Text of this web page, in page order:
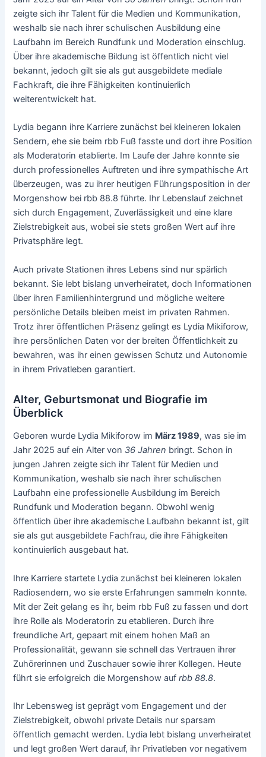
zeigte sich ihr Talent für die Medien und Kommunikation,
weshalb sie nach ihrer schulischen Ausbildung eine
Laufbahn im Bereich Rundfunk und Moderation einschlug.
Über ihre akademische Bildung ist öffentlich nicht viel
bekannt, jedoch gilt sie als gut ausgebildete mediale
Fachkraft, die ihre Fähigkeiten kontinuierlich
weiterentwickelt hat.
Lydia begann ihre Karriere zunächst bei kleineren lokalen
Sendern, ehe sie beim rbb Fuß fasste und dort ihre Position
als Moderatorin etablierte. Im Laufe der Jahre konnte sie
durch professionelles Auftreten und ihre sympathische Art
überzeugen, was zu ihrer heutigen Führungsposition in der
Morgenshow bei rbb 88.8 führte. Ihr Lebenslauf zeichnet
sich durch Engagement, Zuverlässigkeit und eine klare
Zielstrebigkeit aus, wobei sie stets großen Wert auf ihre
Privatsphäre legt.
Auch private Stationen ihres Lebens sind nur spärlich
bekannt. Sie lebt bislang unverheiratet, doch Informationen
über ihren Familienhintergrund und mögliche weitere
persönliche Details bleiben meist im privaten Rahmen.
Trotz ihrer öffentlichen Präsenz gelingt es Lydia Mikiforow,
ihre persönlichen Daten vor der breiten Öffentlichkeit zu
bewahren, was ihr einen gewissen Schutz und Autonomie
in ihrem Privatleben garantiert.
Alter, Geburtsmonat und Biografie im
Überblick
Geboren wurde Lydia Mikiforow im März 1989, was sie im
Jahr 2025 auf ein Alter von 36 Jahren bringt. Schon in
jungen Jahren zeigte sich ihr Talent für Medien und
Kommunikation, weshalb sie nach ihrer schulischen
Laufbahn eine professionelle Ausbildung im Bereich
Rundfunk und Moderation begann. Obwohl wenig
öffentlich über ihre akademische Laufbahn bekannt ist, gilt
sie als gut ausgebildete Fachfrau, die ihre Fähigkeiten
kontinuierlich ausgebaut hat.
Ihre Karriere startete Lydia zunächst bei kleineren lokalen
Radiosendern, wo sie erste Erfahrungen sammeln konnte.
Mit der Zeit gelang es ihr, beim rbb Fuß zu fassen und dort
ihre Rolle als Moderatorin zu etablieren. Durch ihre
freundliche Art, gepaart mit einem hohen Maß an
Professionalität, gewann sie schnell das Vertrauen ihrer
Zuhörerinnen und Zuschauer sowie ihrer Kollegen. Heute
führt sie erfolgreich die Morgenshow aufrbb 88.8.
Ihr Lebensweg ist geprägt vom Engagement und der
Zielstrebigkeit, obwohl private Details nur sparsam
öffentlich gemacht werden. Lydia lebt bislang unverheiratet
und legt großen Wert darauf, ihr Privatleben vor negativem